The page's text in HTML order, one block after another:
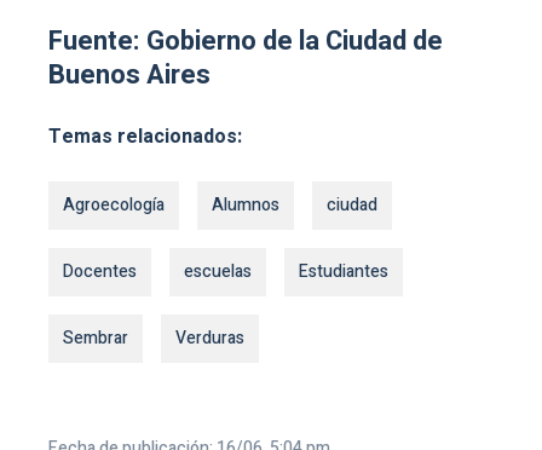
Fuente: Gobierno de la Ciudad de
Buenos Aires
Temas relacionados:
Agroecología Alumnos ciudad
Docentes escuelas Estudiantes
Sembrar Verduras